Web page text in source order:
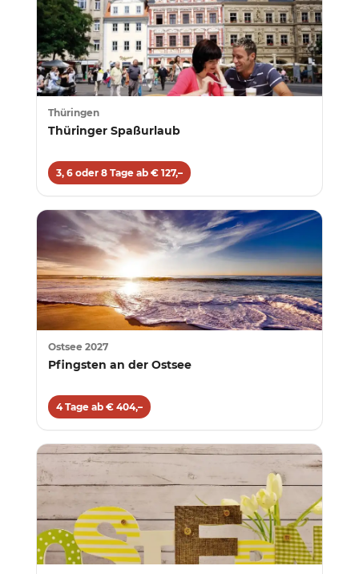
Thüringen
Thüringer Spaßurlaub
3, 6 oder 8 Tage ab € 127,–
Ostsee 2027
Pfingsten an der Ostsee
4 Tage ab € 404,–